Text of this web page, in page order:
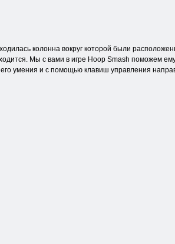
колонна вокруг которой были
Мы с вами в игре Hoop Smash поможем
умения и с помощью клавиш управления